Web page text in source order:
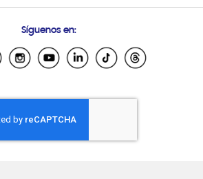
Samsung Ecuador
Samsung El Salvador
Samsung Honduras
Samsung Nicaragua
Samsung Panamá
Síguenos en: